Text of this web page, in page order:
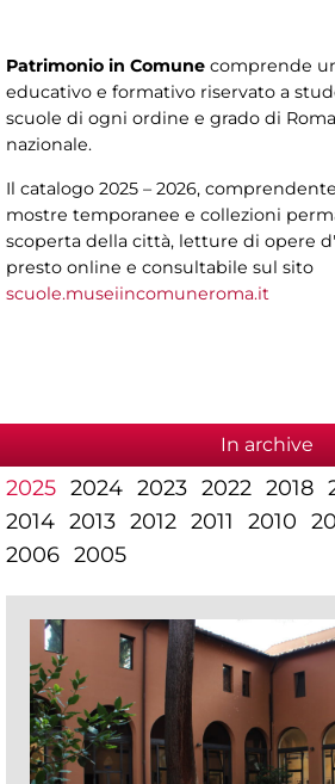
Patrimonio in Comune comprende
educativo e formativo riservato a
scuole di ogni ordine e grado di
nazionale.
Il catalogo 2025 – 2026,
mostre temporanee e collezioni
scoperta della città, letture di opere
presto online e consultabile sul sito
scuole.museiincomuneroma.it
In archive
2025 2024 2023 2022 2018
2014 2013 2012 2011 2010
2006 2005